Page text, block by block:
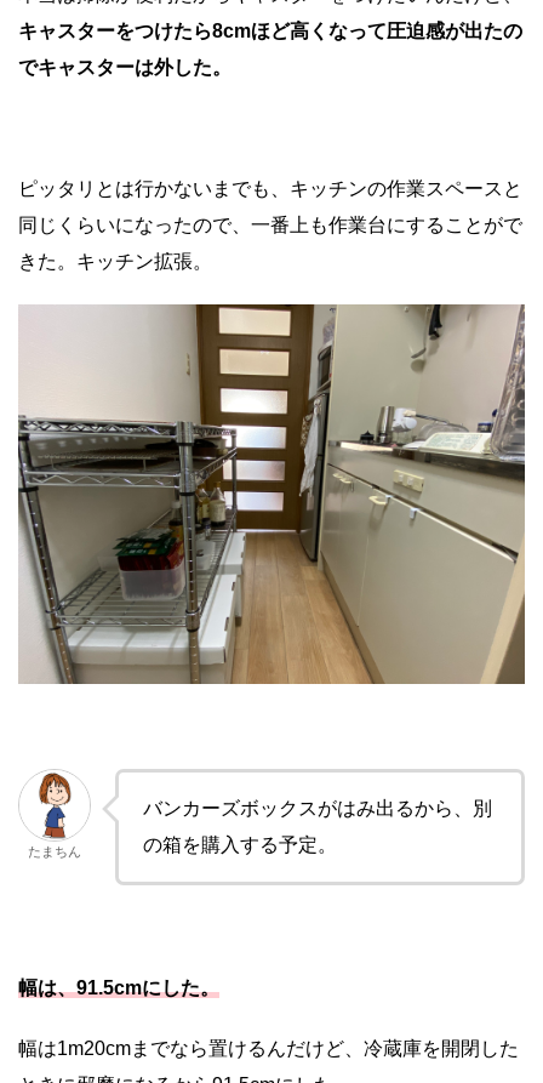
キャスターをつけたら8cmほど高くなって圧迫感が出たの
でキャスターは外した。
ピッタリとは行かないまでも、キッチンの作業スペースと
同じくらいになったので、一番上も作業台にすることがで
きた。キッチン拡張。
たまちん
バンカーズボックスがはみ出るから、別
の箱を購入する予定。
幅は、91.5cmにした。
幅は1m20cmまでなら置けるんだけど、冷蔵庫を開閉した